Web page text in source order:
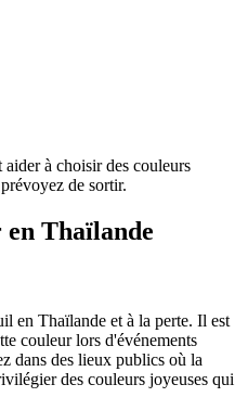
aider à choisir des couleurs
de sortir.
en Thaïlande
en Thaïlande et à la perte. Il est
couleur lors d'événements
dans des lieux publics où la
des couleurs joyeuses qui